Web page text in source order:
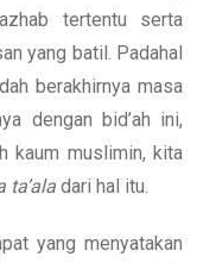
tertentu serta
yang batil. Padahal
berakhirnya masa
dengan bid’ah ini,
kaum muslimin, kita
ta’ala dari hal itu.
yang menyatakan